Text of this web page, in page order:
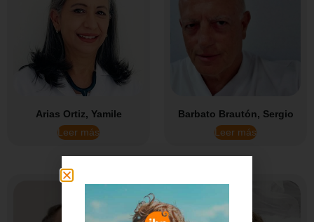
Arias Ortiz, Yamile
Leer más
Barbato Brautón, Sergio
Leer más